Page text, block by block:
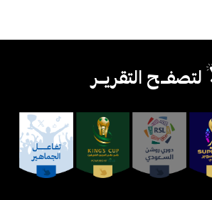
لتصفــح التقريــر